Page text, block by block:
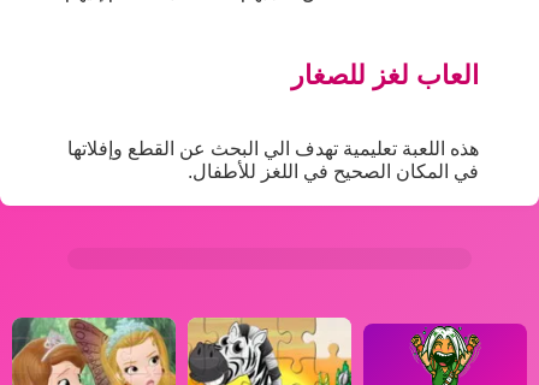
العاب لغز للصغار
هذه اللعبة تعليمية تهدف الي البحث عن القطع وإفلاتها
في المكان الصحيح في اللغز للأطفال.